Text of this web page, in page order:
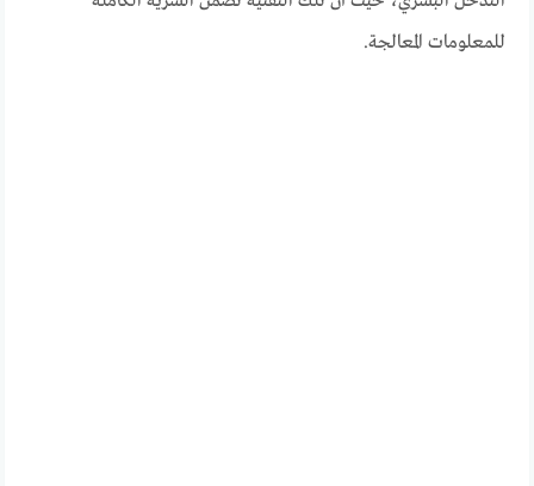
للمعلومات المعالجة.